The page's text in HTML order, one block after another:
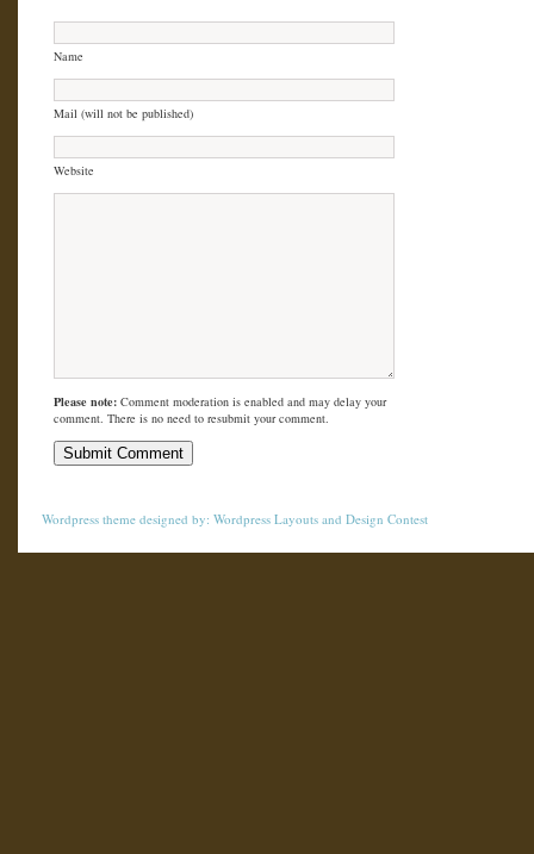
Name
Mail (will not be published)
Website
Please note: Comment moderation is enabled and may delay your
comment. There is no need to resubmit your comment.
Wordpress theme designed by: Wordpress Layouts and Design Contest